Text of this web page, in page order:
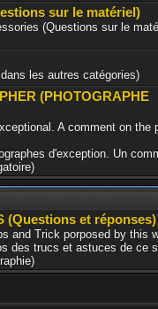
sur le matériel)
(Questions sur le
les autres catégories)
(PHOTOGRAPHE
A comment on the
d'exception. Un
(Questions et réponses)
and Trick porposed by this
des trucs et astuces de ce